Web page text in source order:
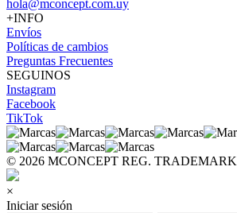
hola@mconcept.com.uy
+INFO
Envíos
Políticas de cambios
Preguntas Frecuentes
SEGUINOS
Instagram
Facebook
TikTok
© 2026 MCONCEPT REG. TRADEMARK
×
Iniciar sesión